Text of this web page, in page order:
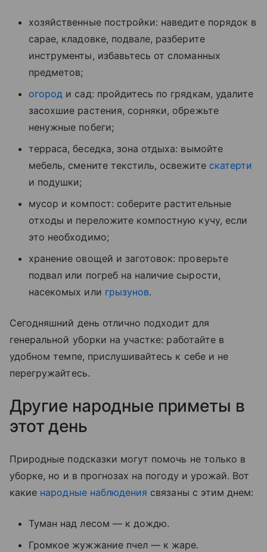
хозяйственные постройки: наведите порядок в
сарае, кладовке, подвале, разберите
инструменты, избавьтесь от сломанных
предметов;
огород и сад: пройдитесь по грядкам, удалите
засохшие растения, сорняки, обрежьте
ненужные побеги;
терраса, беседка, зона отдыха: вымойте
мебель, смените текстиль, освежите скатерти
и подушки;
мусор и компост: соберите растительные
отходы и переложите компостную кучу, если
это необходимо;
хранение овощей и заготовок: проверьте
подвал или погреб на наличие сырости,
насекомых или грызунов.
Сегодняшний день отлично подходит для
генеральной уборки на участке: работайте в
удобном темпе, прислушивайтесь к себе и не
перегружайтесь.
Другие народные приметы в
этот день
Природные подсказки могут помочь не только в
уборке, но и в прогнозах на погоду и урожай. Вот
какие народные наблюдения связаны с этим днем:
Туман над лесом — к дождю.
Громкое жужжание пчел — к жаре.